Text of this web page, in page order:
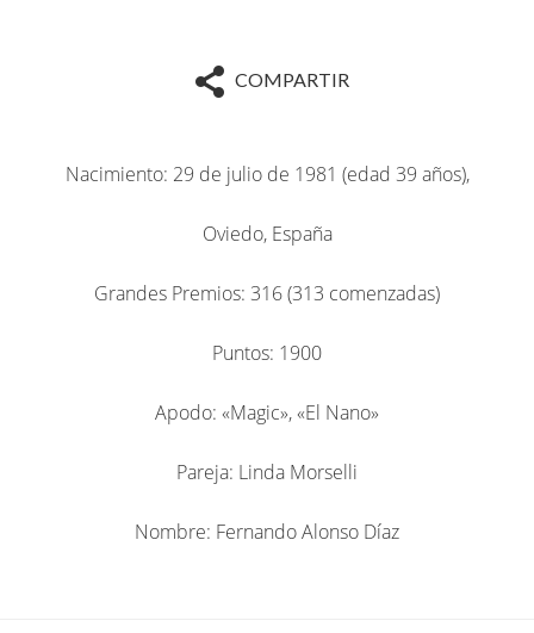
COMPARTIR
Nacimiento: 29 de julio de 1981 (edad 39 años),
Oviedo, España
Grandes Premios: 316 (313 comenzadas)​
Puntos: 1900
Apodo: «Magic», «El Nano»
Pareja: Linda Morselli
Nombre: Fernando Alonso Díaz